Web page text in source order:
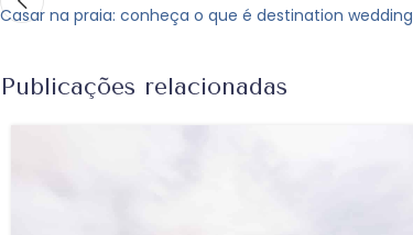
Casar na praia: conheça o que é destination wedding
Publicações relacionadas